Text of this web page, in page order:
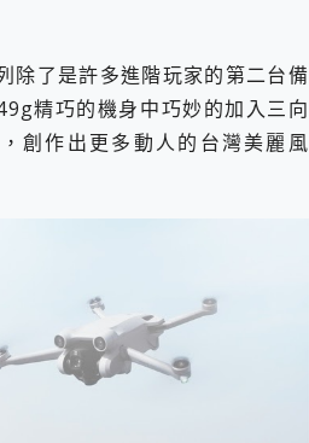
除了是許多進階玩家的第二台備
精巧的機身中巧妙的加入三向
創作出更多動人的台灣美麗風